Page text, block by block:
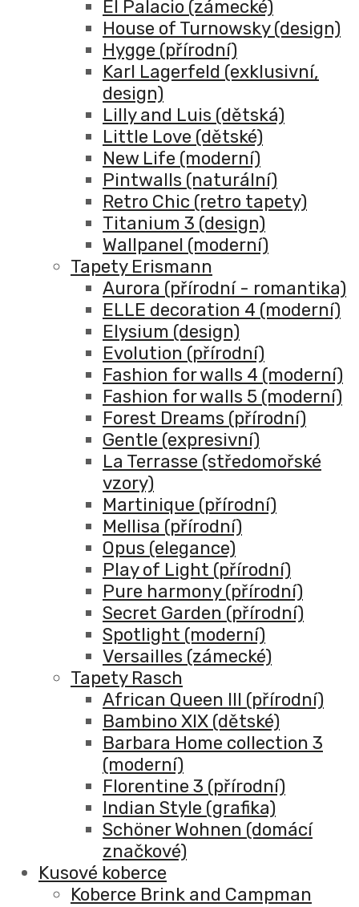
El Palacio (zámecké)
House of Turnowsky (design)
Hygge (přírodní)
Karl Lagerfeld (exklusivní,
design)
Lilly and Luis (dětská)
Little Love (dětské)
New Life (moderní)
Pintwalls (naturální)
Retro Chic (retro tapety)
Titanium 3 (design)
Wallpanel (moderní)
Tapety Erismann
Aurora (přírodní - romantika)
ELLE decoration 4 (moderní)
Elysium (design)
Evolution (přírodní)
Fashion for walls 4 (moderní)
Fashion for walls 5 (moderní)
Forest Dreams (přírodní)
Gentle (expresivní)
La Terrasse (středomořské
vzory)
Martinique (přírodní)
Mellisa (přírodní)
Opus (elegance)
Play of Light (přírodní)
Pure harmony (přírodní)
Secret Garden (přírodní)
Spotlight (moderní)
Versailles (zámecké)
Tapety Rasch
African Queen III (přírodní)
Bambino XIX (dětské)
Barbara Home collection 3
(moderní)
Florentine 3 (přírodní)
Indian Style (grafika)
Schöner Wohnen (domácí
značkové)
Kusové koberce
Koberce Brink and Campman